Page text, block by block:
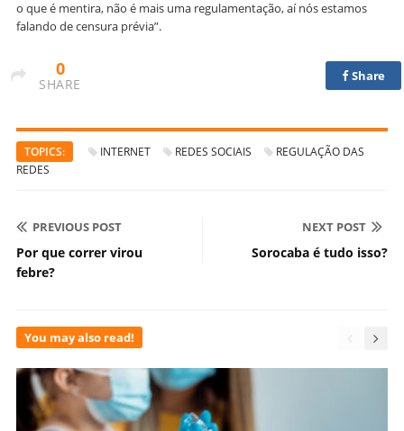
o que é mentira, não é mais uma regulamentação, aí nós estamos
falando de censura prévia”.
0
SHARE
Share
TOPICS: INTERNET REDES SOCIAIS
REGULAÇÃO DAS
REDES
PREVIOUS POST
Por que correr virou
febre?
NEXT POST
Sorocaba é tudo isso?
You may also read!